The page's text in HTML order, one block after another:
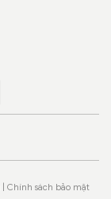
| Chính sách bảo mật